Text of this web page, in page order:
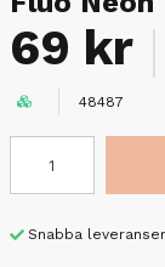
69 kr
48487
Snabba leveranser